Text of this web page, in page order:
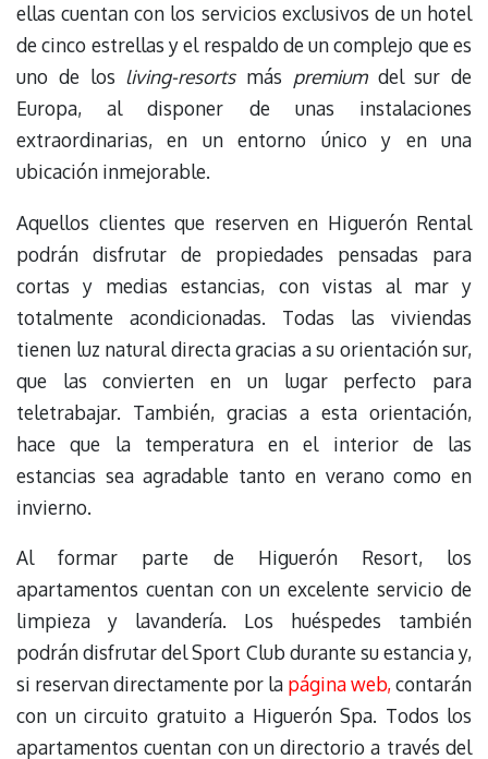
ellas cuentan con los servicios exclusivos de un hotel
de cinco estrellas y el respaldo de un complejo que es
uno de los living-resortsmás premium del sur de
Europa, al disponer de unas instalaciones
extraordinarias, en un entorno único y en una
ubicación inmejorable.
Aquellos clientes que reserven en Higuerón Rental
podrán disfrutar de propiedades pensadas para
cortas y medias estancias, con vistas al mar y
totalmente acondicionadas. Todas las viviendas
tienen luz natural directa gracias a su orientación sur,
que las convierten en un lugar perfecto para
teletrabajar. También, gracias a esta orientación,
hace que la temperatura en el interior de las
estancias sea agradable tanto en verano como en
invierno.
Al formar parte de Higuerón Resort, los
apartamentos cuentan con un excelente servicio de
limpieza y lavandería. Los huéspedes también
podrán disfrutar del Sport Club durante su estancia y,
si reservan directamente por la página web,contarán
con un circuito gratuito a Higuerón Spa. Todos los
apartamentos cuentan con un directorio a través del